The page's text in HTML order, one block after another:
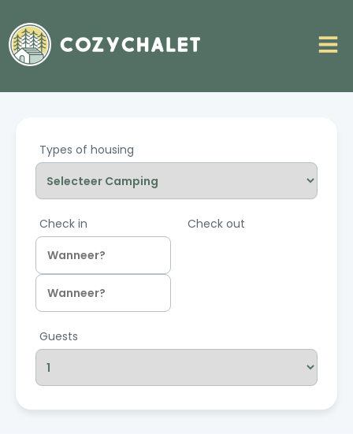
Types of housing
Check in Check out
Guests